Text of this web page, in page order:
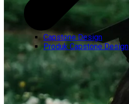
Capstone Design
Produk Capstone Design